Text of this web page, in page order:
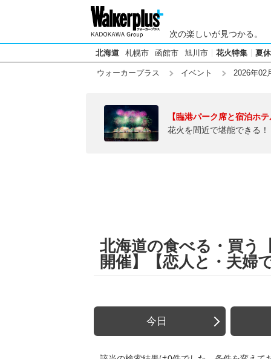
次の楽しいが見つかる。
北海道 札幌市 函館市 旭川市 花火特集 夏
ウォーカープラス イベント 2026年02
【臨港パーク席と宿泊ホ
花火を間近で堪能できる
北海道の食べる・買う
開催】【恋人と・夫婦
今日